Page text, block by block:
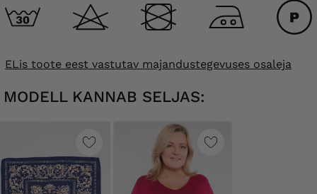
ELis toote eest vastutav majandustegevuses osaleja
MODELL KANNAB SELJAS: